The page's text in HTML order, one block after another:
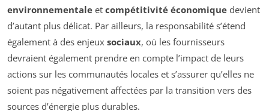
environnementale et compétitivité économique devient
d’autant plus délicat. Par ailleurs, la responsabilité s’étend
également à des enjeux sociaux, où les fournisseurs
devraient également prendre en compte l’impact de leurs
actions sur les communautés locales et s’assurer qu’elles ne
soient pas négativement affectées par la transition vers des
sources d’énergie plus durables.